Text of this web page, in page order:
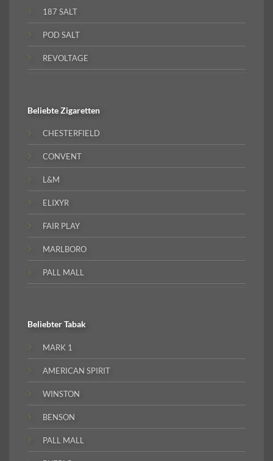
187 SALT
POD SALT
REVOLTAGE
BeliebteZigaretten
CHESTERFIELD
CONVENT
L&M
ELIXYR
FAIR PLAY
MARLBORO
PALL MALL
BeliebterTabak
MARK 1
AMERICAN SPIRIT
WINSTON
BENSON
PALL MALL